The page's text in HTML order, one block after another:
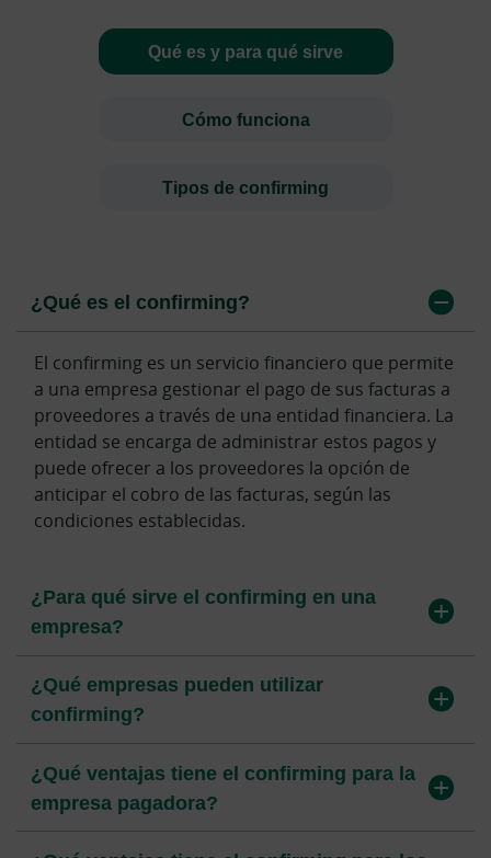
Qué es y para qué sirve
Cómo funciona
Tipos de confirming
¿Qué es el confirming?
El confirming es un servicio financiero que permite
a una empresa gestionar el pago de sus facturas a
proveedores a través de una entidad financiera. La
entidad se encarga de administrar estos pagos y
puede ofrecer a los proveedores la opción de
anticipar el cobro de las facturas, según las
condiciones establecidas.
¿Para qué sirve el confirming en una
empresa?
¿Qué empresas pueden utilizar
confirming?
¿Qué ventajas tiene el confirming para la
empresa pagadora?
¿Cómo funciona el confirming paso a
La empresa comunica a la entidad financiera las
facturas que debe pagar a sus proveedores. La
entidad gestiona estas facturas, informa a los
proveedores sobre el pago previsto y, si está
disponible, les ofrece la opción de anticipar el
cobro.
¿Los proveedores pueden anticipar el
cobro de sus facturas?
¿El proveedor está obligado a aceptar el
anticipo?
¿Cuándo recibe el proveedor el pago de la
factura?
¿Qué diferencia hay entre confirming con
En el confirming sin financiación, la entidad
financiera se limita a gestionar los pagos a
proveedores. En el confirming con financiación,
puede ofrecerse a los proveedores la posibilidad
de anticipar el cobro de sus facturas, según las
condiciones del servicio.
¿En qué se diferencia el confirming del
factoring?
¿El confirming tiene costes?
servicios financieros?